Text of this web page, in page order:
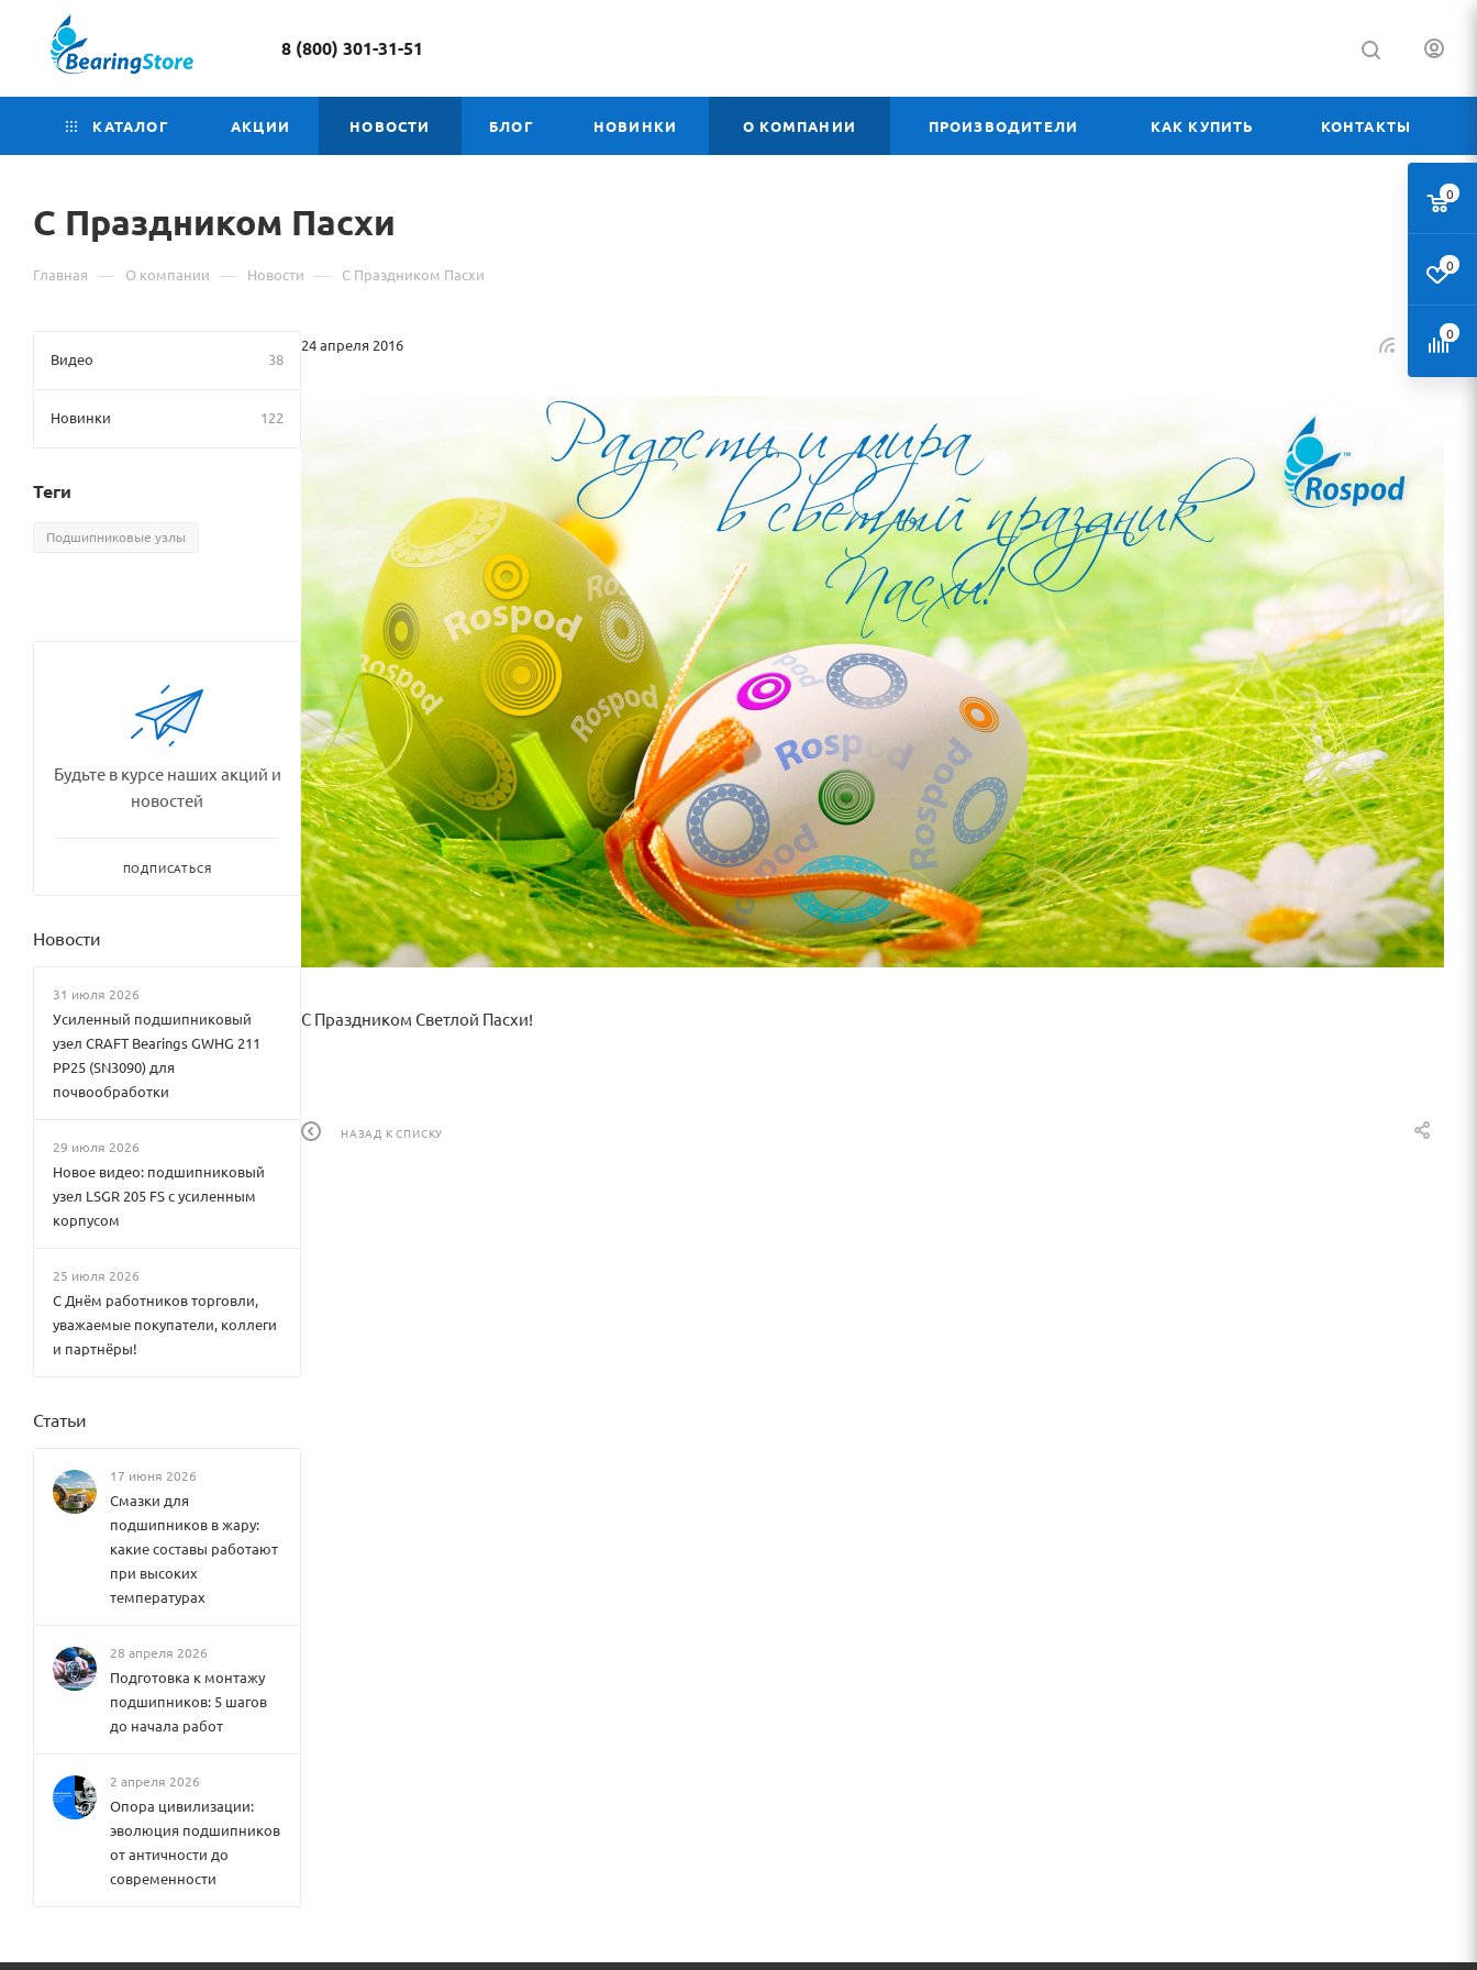
8 (800) 301-31-51
КАТАЛОГ АКЦИИ НОВОСТИ БЛОГ НОВИНКИ О КОМПАНИИ ПРОИЗВОДИТЕЛИ КАК КУПИТЬ КОНТАКТЫ
С Праздником Пасхи
Главная — О компании — Новости — С Праздником Пасхи
24 апреля 2016
С Праздником Светлой Пасхи!
НАЗАД К СПИСКУ
Видео 38
Новинки 122
Теги
Подшипниковые узлы
Будьте в курсе наших акций и
новостей
ПОДПИСАТЬСЯ
Новости
31 июля 2026
Усиленный подшипниковый
узел CRAFT Bearings GWHG 211
PP25 (SN3090) для
почвообработки
29 июля 2026
Новое видео: подшипниковый
узел LSGR 205 FS с усиленным
корпусом
25 июля 2026
С Днём работников торговли,
уважаемые покупатели, коллеги
и партнёры!
Статьи
17 июня 2026
Смазки для
подшипников в жару:
какие составы работают
при высоких
температурах
28 апреля 2026
Подготовка к монтажу
подшипников: 5 шагов
до начала работ
2 апреля 2026
Опора цивилизации:
эволюция подшипников
от античности до
современности
0
0
0